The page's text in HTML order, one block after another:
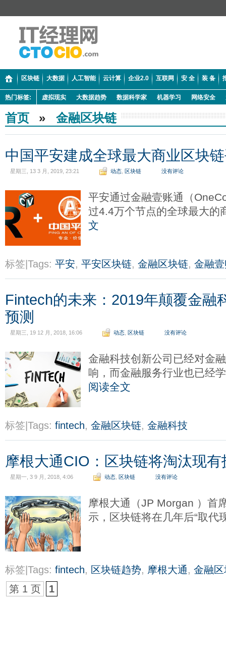
区块链 大数据 人工智能 云计算 企业2.0 互联网 安 全 装 备
热门标签: 虚拟现实 大数据趋势 数据科学家 机器学习 网络安全
首页 » 金融区块链
中国平安建成全球最大商业区块
星期三, 13 3 月, 2019, 23:21 动态 区块链 没有评论
平安通过金融壹账通（
过4.4万个节点的全球最大的
文
标签|Tags: 平安, 平安区块链, 金融区块链, 金融
Fintech的未来：2019年颠覆金融
预测
星期三, 19 12 月, 2018, 16:06 动态 区块链 没有评论
金融科技创新公司已经对金
响，而金融服务行业也已经
阅读全文
标签|Tags: fintech, 金融区块链, 金融科技
摩根大通CIO：区块链将淘汰现有
星期一, 3 9 月, 2018, 4:06 动态 区块链 没有评论
摩根大通（JP Morgan ）首
示，区块链将在几年后“取代
标签|Tags: fintech, 区块链趋势, 摩根大通, 金融
第 1 页
1